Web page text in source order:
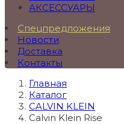
АКСЕССУАРЫ
Спецпредложения
Новости
Доставка
Контакты
Главная
Каталог
CALVIN KLEIN
Calvin Klein Rise